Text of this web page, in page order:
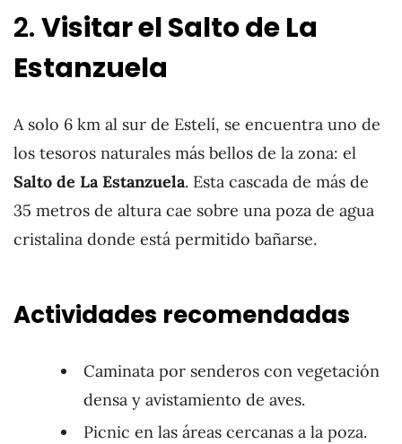
2.Visitar el Salto de La
Estanzuela
A solo 6 km al sur de Estelí, se encuentra uno de
los tesoros naturales más bellos de la zona: el
Salto de La Estanzuela. Esta cascada de más de
35 metros de altura cae sobre una poza de agua
cristalina donde está permitido bañarse.
Actividades recomendadas
Caminata por senderos con vegetación
densa y avistamiento de aves.
Picnic en las áreas cercanas a la poza.